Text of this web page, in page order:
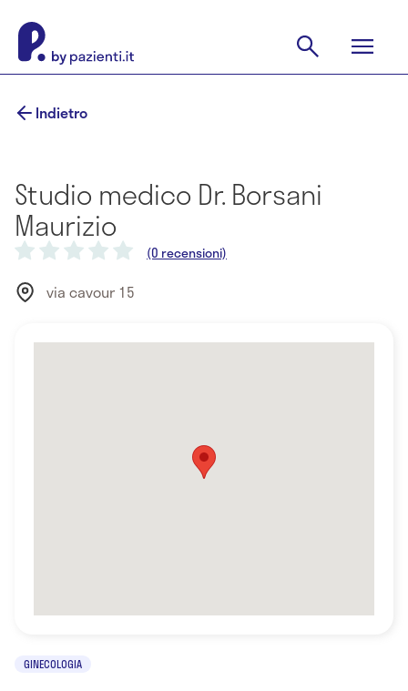
Indietro
Studio medico Dr. Borsani
Maurizio
(0 recensioni)
via cavour 15
GINECOLOGIA